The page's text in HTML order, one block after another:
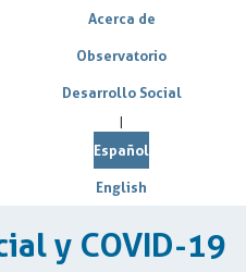
Acerca de
Observatorio
Desarrollo Social
|
Español
English
y COVID-19